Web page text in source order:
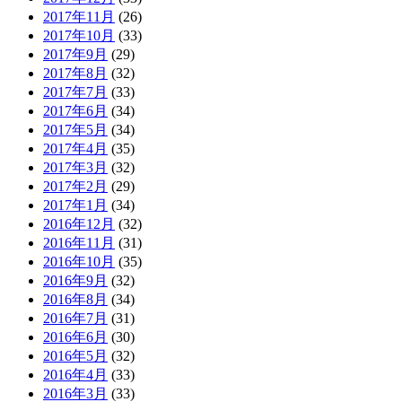
2017年11月 (26)
2017年10月 (33)
2017年9月 (29)
2017年8月 (32)
2017年7月 (33)
2017年6月 (34)
2017年5月 (34)
2017年4月 (35)
2017年3月 (32)
2017年2月 (29)
2017年1月 (34)
2016年12月 (32)
2016年11月 (31)
2016年10月 (35)
2016年9月 (32)
2016年8月 (34)
2016年7月 (31)
2016年6月 (30)
2016年5月 (32)
2016年4月 (33)
2016年3月 (33)